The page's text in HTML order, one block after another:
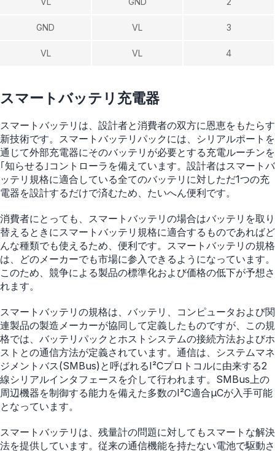
GND VL 3
VL VL 4
スマートバッテリ充電器
スマートバッテリは、設計者と消費者の双方に恩恵をもたらす
新技術です。スマートバッテリパックには、シリアルポートを
通じて外部充電器にそのバッテリが必要とする充電ルーチンを
｢知らせる｣コントローラを備えています。設計者はスマートバ
ッテリ規格に適合している全てのバッテリに対しただ1つの充
電器を設計するだけで済むため、たいへん便利です。
消費者にとっても、スマートバッテリの場合はバッテリを取り
替えるときにスマートバッテリ規格に適合するものであればど
んな種類でも使えるため、便利です。スマートバッテリの規格
は、どのメーカーでも市場に参入できるようになっています。
このため、競争による製品の標準化および価格の低下が予想さ
れます。
スマートバッテリの規格は、バッテリ、コンピュータおよび関
連製品の製造メーカーが協同して定義したものですが、この規
格では、バッテリパックとホストシステムの接続方法およびホ
ストとの通信方法が定義されています。通信は、システムマネ
ジメントバス(SMBus)と呼ばれるI²Cプロトコルに由来する2
線シリアルインタフェースを介して行われます。SMBus上の
周辺機器を制御する能力を備えた多数のI²C適合µCが入手可能
となっています。
スマートバッテリは、残量計の問題に対してもスマートな解決
法を提供しています。従来の通信機能を持たない電池で駆動さ